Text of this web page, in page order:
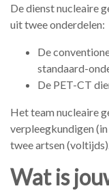
De dienst nucleaire
uit twee onderdelen:
De
standaard-
De PET-CT
Het team nucleaire
verpleegkundigen
twee artsen
Wat is